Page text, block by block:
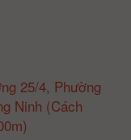
25/4, Phường
Ninh (Cách